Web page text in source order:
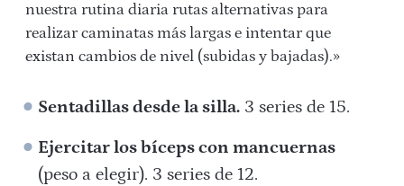
nuestra rutina diaria rutas alternativas para
realizar caminatas más largas e intentar que
existan cambios de nivel (subidas y bajadas).»
Sentadillas desde la silla. 3 series de 15.
Ejercitar los bíceps con mancuernas
(peso a elegir). 3 series de 12.